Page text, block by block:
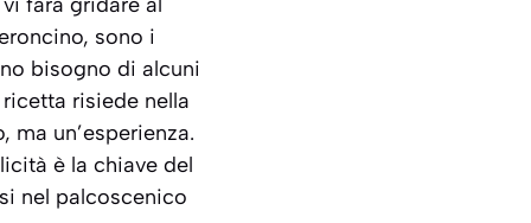
farà gridare al
sono i
bisogno di alcuni
risiede nella
un’esperienza.
è la chiave del
nel palcoscenico